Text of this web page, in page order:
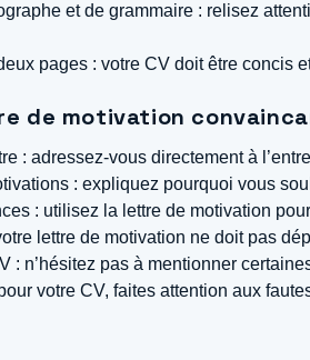
et de grammaire : relisez
pages : votre CV doit être concis
de motivation
: adressez-vous directement à
: expliquez pourquoi vous
: utilisez la lettre de motivation
lettre de motivation ne doit pas
: n’hésitez pas à mentionner
votre CV, faites attention aux